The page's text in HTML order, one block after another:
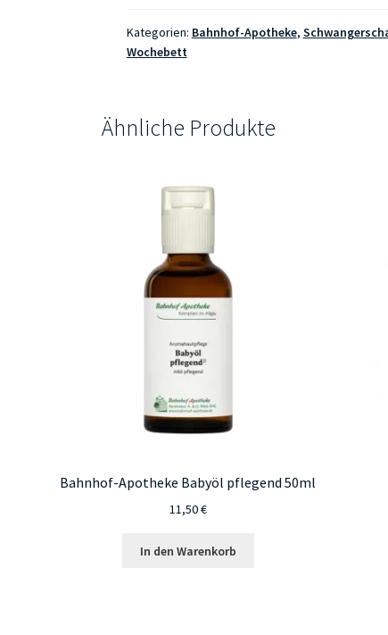
Kategorien: Bahnhof-Apotheke,
Wochebett
Ähnliche Produkte
Bahnhof-Apotheke Babyöl pflegend 50ml
11,50€
In den Warenkorb